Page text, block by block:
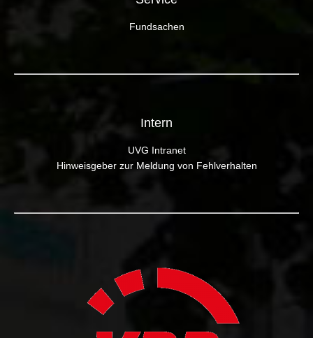
Fundsachen
Intern
UVG Intranet
Hinweisgeber zur Meldung von Fehlverhalten